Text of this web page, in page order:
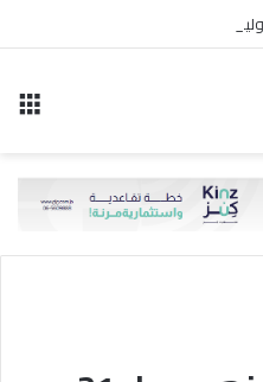
مشتركة